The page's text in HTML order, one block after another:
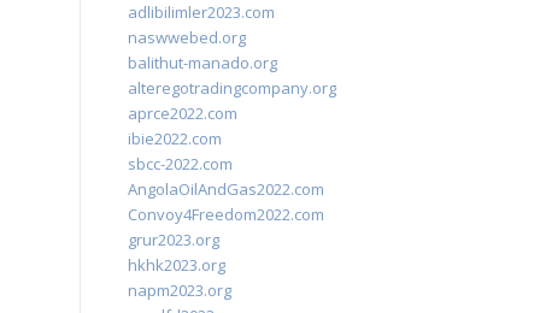
adlibilimler2023.com
naswwebed.org
balithut-manado.org
alteregotradingcompany.org
aprce2022.com
ibie2022.com
sbcc-2022.com
AngolaOilAndGas2022.com
Convoy4Freedom2022.com
grur2023.org
hkhk2023.org
napm2023.org